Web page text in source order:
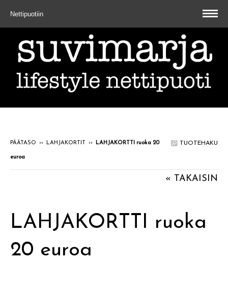
Nettipuotiin
TUOTEHAKU
PÄÄTASO ›› LAHJAKORTIT ›› LAHJAKORTTI ruoka 20
euroa
« TAKAISIN
LAHJAKORTTI ruoka
20 euroa